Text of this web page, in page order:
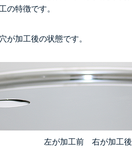
の特徴です。
が加工後の状態です。
左が加工前 右が加工後